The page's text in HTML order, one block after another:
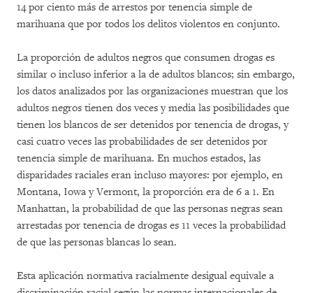
14 por ciento más de arrestos por tenencia simple de
marihuana que por todos los delitos violentos en conjunto.
La proporción de adultos negros que consumen drogas es
similar o incluso inferior a la de adultos blancos; sin embargo,
los datos analizados por las organizaciones muestran que los
adultos negros tienen dos veces y media las posibilidades que
tienen los blancos de ser detenidos por tenencia de drogas, y
casi cuatro veces las probabilidades de ser detenidos por
tenencia simple de marihuana. En muchos estados, las
disparidades raciales eran incluso mayores: por ejemplo, en
Montana, Iowa y Vermont, la proporción era de 6 a 1. En
Manhattan, la probabilidad de que las personas negras sean
arrestadas por tenencia de drogas es 11 veces la probabilidad
de que las personas blancas lo sean.
Esta aplicación normativa racialmente desigual equivale a